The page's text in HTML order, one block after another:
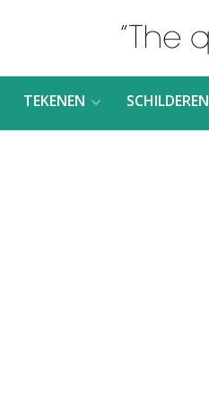
TEKENEN SCHILDEREN